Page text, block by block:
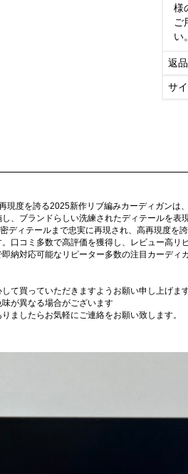
様
ご
い。
返
サ
現度を誇る2025新作リブ編みカーディガン
、ブランドらしい洗練されたディテールを
ディテールまで忠実に再現され、高再現度を
口コミ多数で高評価を獲得し、レビュー高
納対応可能なリピーター多数の注目カーディガ
て買っていただきますようお願い申し上げます
が異なる場合がございます
ましたらお気軽にご連絡をお願い致します。